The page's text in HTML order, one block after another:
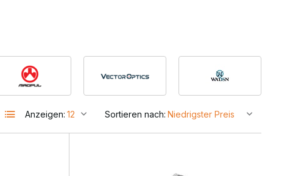
Anzeigen: Sortieren nach: